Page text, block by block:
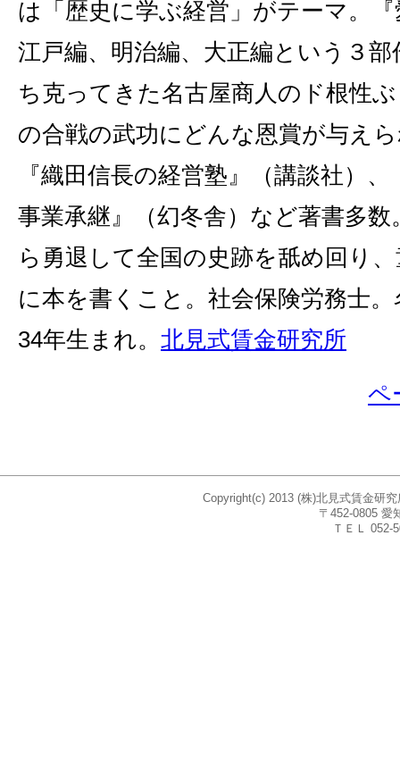
は「歴史に学ぶ経営」がテーマ。
江戸編、明治編、大正編という３
ち克ってきた名古屋商人のド根性
の合戦の武功にどんな恩賞が与え
『織田信長の経営塾』（講談社）
事業承継』（幻冬舎）など著書多
ら勇退して全国の史跡を舐め回り
に本を書くこと。社会保険労務士
34年生まれ。 北見式賃金研究所
ペ
Copyright(c) 2013 (株)北見式賃金研
〒452-0805 愛
ＴＥＬ 052-